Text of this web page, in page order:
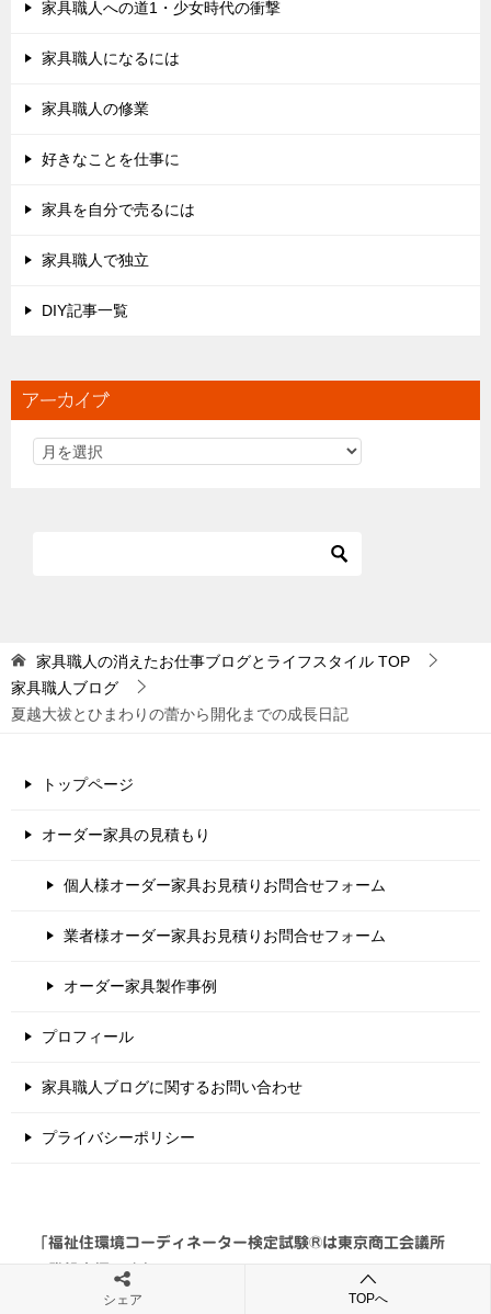
家具職人への道1・少女時代の衝撃
家具職人になるには
家具職人の修業
好きなことを仕事に
家具を自分で売るには
家具職人で独立
DIY記事一覧
アーカイブ
家具職人の消えたお仕事ブログとライフスタイル TOP
家具職人ブログ
夏越大祓とひまわりの蕾から開化までの成長日記
トップページ
オーダー家具の見積もり
個人様オーダー家具お見積りお問合せフォーム
業者様オーダー家具お見積りお問合せフォーム
オーダー家具製作事例
プロフィール
家具職人ブログに関するお問い合わせ
プライバシーポリシー
「福祉住環境コーディネーター検定試験®は東京商工会議所
の登録商標です」
シェア
TOPへ